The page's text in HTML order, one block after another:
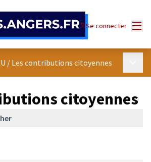
Se connecter
/ Les contributions citoyennes
citoyennes